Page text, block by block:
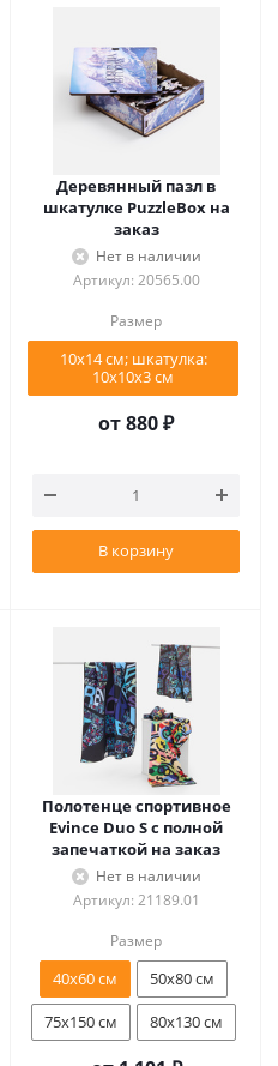
Деревянный пазл в
шкатулке PuzzleBox на
заказ
Нет в наличии
Артикул: 20565.00
Размер
10х14 см; шкатулка:
10x10х3 см
от880 ₽
В корзину
Полотенце спортивное
Evince Duo S с полной
запечаткой на заказ
Нет в наличии
Артикул: 21189.01
Размер
40х60 см
50х80 см
75х150 см
80х130 см